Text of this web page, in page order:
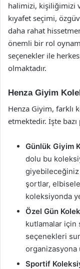
halimizi, kişiliğimizi
kıyafet seçimi,
daha rahat
önemli bir rol
seçenekler ile
olmaktadır.
Henza Giyim
Henza Giyim, farklı
etmektedir. İşte
Günlük Giyim
dolu bu
giyebileceğiniz
şortlar,
koleksiyonda
Özel Gün
kutlamalar için
seçenekleri
organizasyona
Sportif